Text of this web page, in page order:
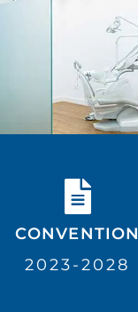
CONVENTION
2023-2028
EN SAVOIR +